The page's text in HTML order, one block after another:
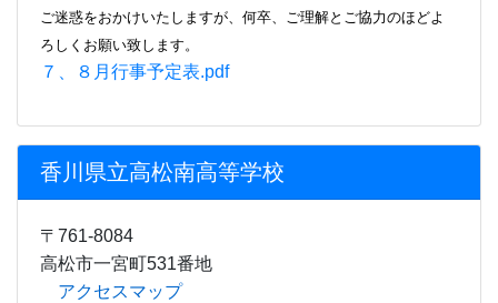
ご迷惑をおかけいたしますが、何卒、ご理解とご協力のほどよ
ろしくお願い致します。
７、８月行事予定表.pdf
香川県立高松南高等学校
〒761-8084
高松市一宮町531番地
アクセスマップ